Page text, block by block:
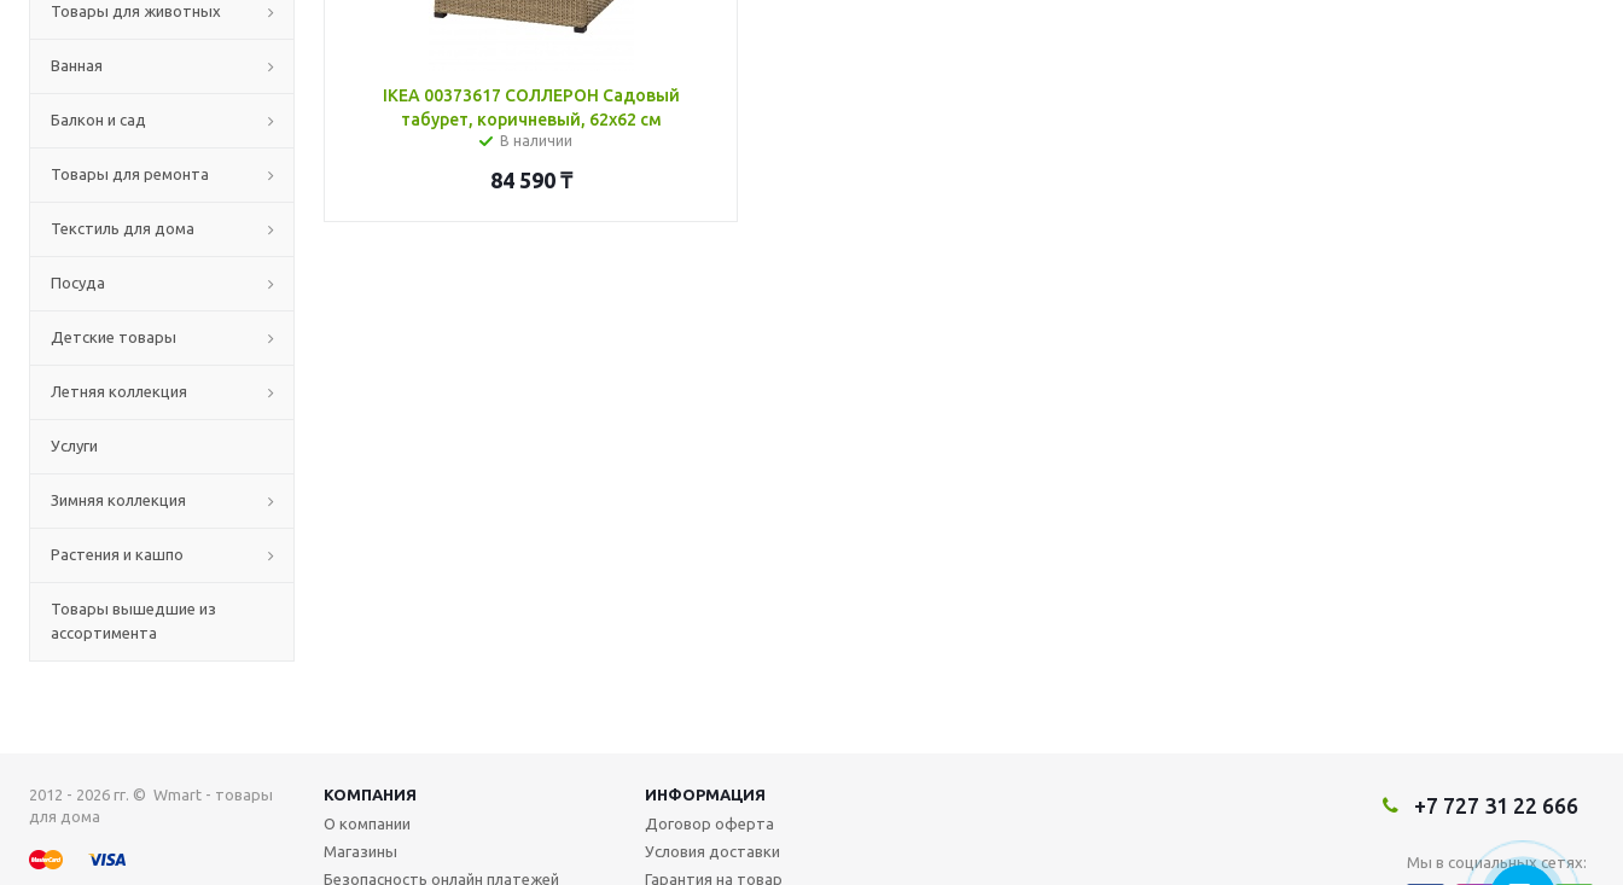
Товары для животных
Ванная
Балкон и сад
Товары для ремонта
Текстиль для дома
Посуда
Детские товары
Летняя коллекция
Услуги
Зимняя коллекция
Растения и кашпо
Товары вышедшие из
ассортимента
IKEA 00373617 СОЛЛЕРОН Садовый
табурет, коричневый, 62x62 см
В наличии
84 590₸
2012 - 2026 гг. © Wmart - товары
для дома
КОМПАНИЯ
ИНФОРМАЦИЯ
О компании
Магазины
Безопасность онлайн платежей
Договор оферта
Условия доставки
Гарантия на товар
+7 727 31 22 666
Мы в социальных сетях: